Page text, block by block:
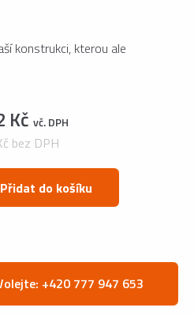
konstrukci, kterou ale
Kč vč. DPH
bez DPH
Přidat do košíku
+420 777 947 653